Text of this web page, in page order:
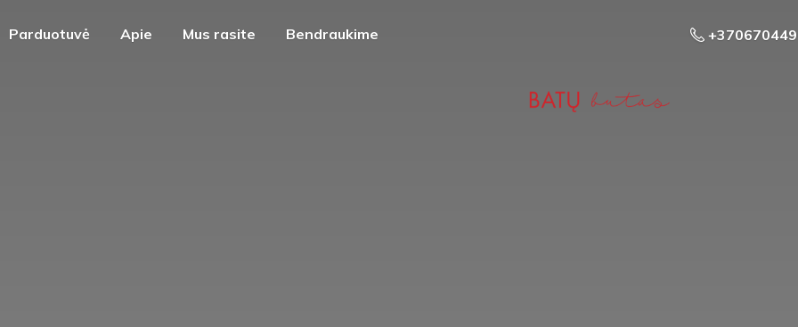
Parduotuvė Apie Mus rasite Bendraukime